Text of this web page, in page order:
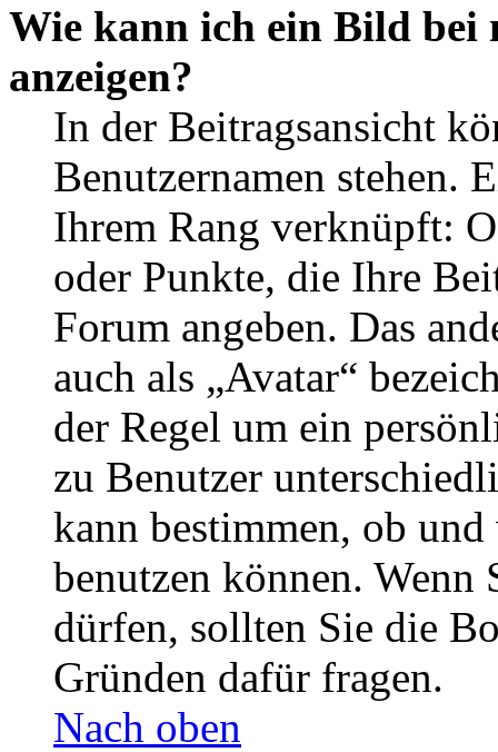
Wie kann ich ein Bild bei
anzeigen?
In der Beitragsansicht
Benutzernamen stehen.
Ihrem Rang verknüpft:
oder Punkte, die Ihre
Forum angeben. Das
auch als „Avatar“
der Regel um ein
zu Benutzer
kann bestimmen, ob
benutzen können. Wenn
dürfen, sollten Sie die
Gründen dafür fragen.
Nach oben